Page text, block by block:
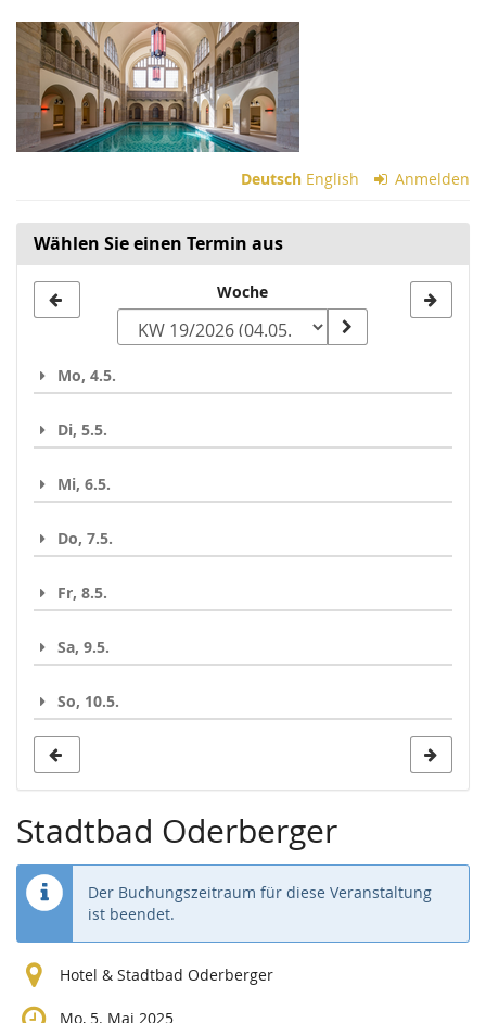
Zum
Haupt-
Inhalt
springen
Deutsch English Anmelden
Wählen Sie einen Termin aus
zur
auswählen
Woche
Mo, 4.5.
Di, 5.5.
Mi, 6.5.
Do, 7.5.
Fr, 8.5.
Sa, 9.5.
So, 10.5.
Stadtbad Oderberger
Der Buchungszeitraum für diese Veranstaltung
ist beendet.
Hotel & Stadtbad Oderberger
Mo, 5. Mai 2025